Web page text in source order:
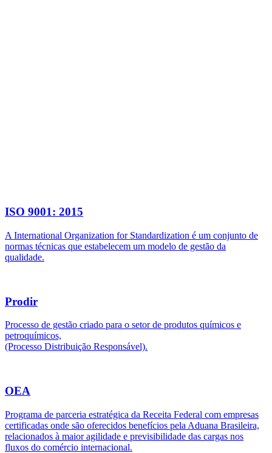
ISO 9001: 2015
A International Organization for Standardization é um conjunto de
normas técnicas que estabelecem um modelo de gestão da
qualidade.
Prodir
Processo de gestão criado para o setor de produtos químicos e
petroquímicos,
(Processo Distribuição Responsável).
OEA
Programa de parceria estratégica da Receita Federal com empresas
certificadas onde são oferecidos benefícios pela Aduana Brasileira,
relacionados à maior agilidade e previsibilidade das cargas nos
fluxos do comércio internacional.